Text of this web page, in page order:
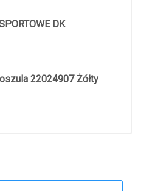
DK
22024907 Żółty